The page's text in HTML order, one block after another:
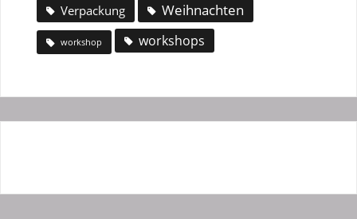
Verpackung Weihnachten
workshop workshops